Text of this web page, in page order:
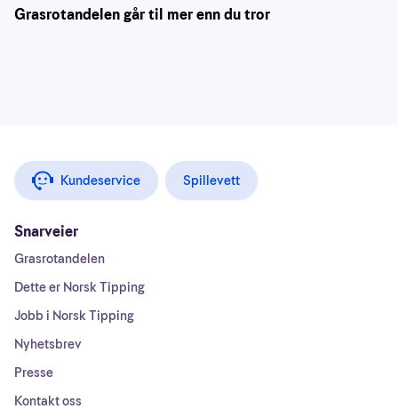
Grasrotandelen går til mer enn du tror
Kundeservice Spillevett
Snarveier
Grasrotandelen
Dette er Norsk Tipping
Jobb i Norsk Tipping
Nyhetsbrev
Presse
Kontakt oss